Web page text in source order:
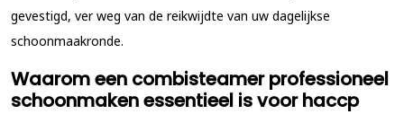
gevestigd, ver weg van de reikwijdte van uw dagelijkse
schoonmaakronde.
Waarom een combisteamer professioneel
schoonmaken essentieel is voor haccp